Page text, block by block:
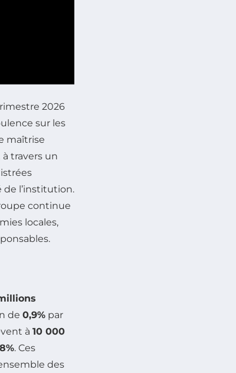
2026
sur les
maîtrise
travers un
de l’institution.
continue
locales,
de 0,9% par
à 10 000
. Ces
des